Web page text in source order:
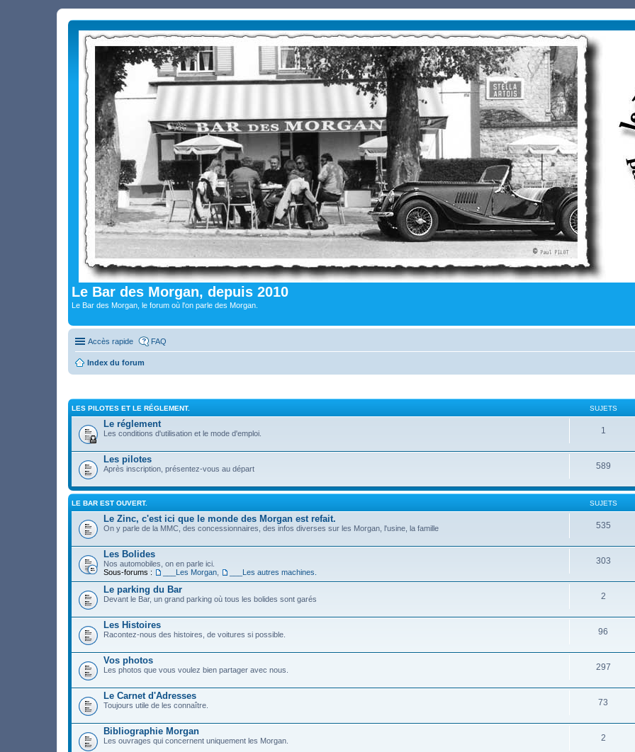
Le Bar des Morgan, depuis 2010
Le Bar des Morgan, le forum où l'on parle des Morgan.
Accès rapide FAQ
Index du forum
LES PILOTES ET LE RÉGLEMENT. SUJETS
Le réglement
Les conditions d'utilisation et le mode d'emploi. 1
Les pilotes
Après inscription, présentez-vous au départ 589
LE BAR EST OUVERT. SUJETS
Le Zinc, c'est ici que le monde des Morgan est refait.
On y parle de la MMC, des concessionnaires, des infos diverses sur les Morgan, l'usine, la famille 535
Les Bolides
Nos automobiles, on en parle ici.
Sous-forums :
___Les Morgan ___Les autres machines.
303
Le parking du Bar
Devant le Bar, un grand parking où tous les bolides sont garés 2
Les Histoires
Racontez-nous des histoires, de voitures si possible. 96
Vos photos
Les photos que vous voulez bien partager avec nous. 297
Le Carnet d'Adresses
Toujours utile de les connaître. 73
Bibliographie Morgan
Les ouvrages qui concernent uniquement les Morgan. 2